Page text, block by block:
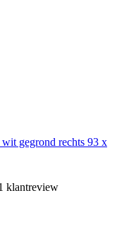
gegrond rechts 93 x
klantreview